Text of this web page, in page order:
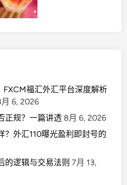
FXCM福汇外汇平台深度解析
6, 2026
正规？一篇讲透 8月 6, 2026
？外汇110曝光盈利即封号的
的逻辑与交易法则 7月 13,